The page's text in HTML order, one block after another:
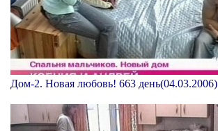
Дом-2. Новая любовь! 663 день(04.03.2006)